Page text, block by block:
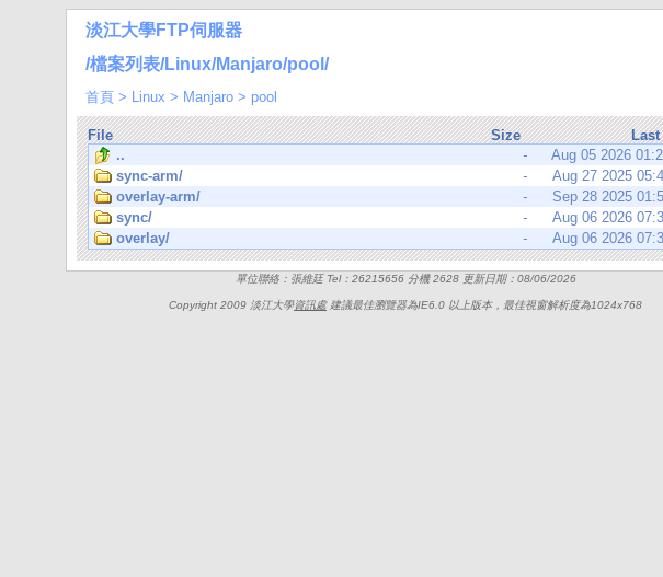
淡江大學FTP伺服器
/檔案列表/Linux/Manjaro/pool/
首頁 > Linux > Manjaro > pool
File Size
..
-
Aug 05 2026
sync-arm/
-
Aug 27 2025
overlay-arm/
-
Sep 28 2025
sync/
-
Aug 06 2026
overlay/
- Aug 06 2026
單位聯絡：張維廷 Tel：26215656 分機 2628 更新日期：08/06/2026
Copyright 2009 淡江大學資訊處建議最佳瀏覽器為IE6.0 以上版本，最佳視窗解析度為1024x768